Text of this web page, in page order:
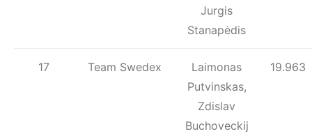
Jurgis
Stanapėdis
17 Team Swedex
Laimonas
Putvinskas,
Zdislav
Buchoveckij
19.963